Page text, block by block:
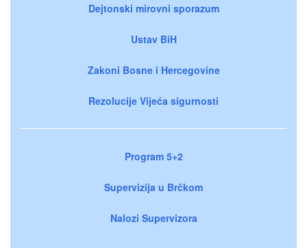
Dejtonski mirovni sporazum
Ustav BiH
Zakoni Bosne i Hercegovine
Rezolucije Vijeća sigurnosti
Program 5+2
Supervizija u Brčkom
Nalozi Supervizora